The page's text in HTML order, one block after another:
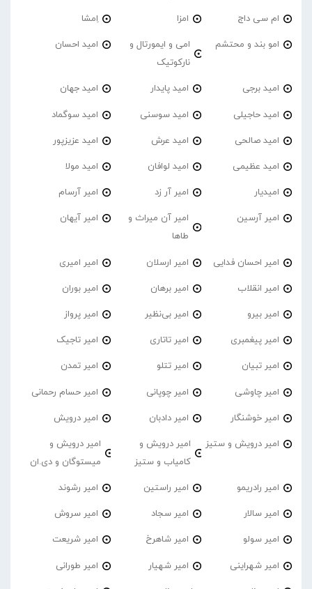
ام سی داج امزا اِمشا
امو بند و محتشم
امی و ایمورتال و
نارکوتیک
امید احسان
امید برجی امید پایدار امید جهان
امید حاجیلی امید سوسنی امید سوگماد
امید صالحی امید عرش امید عزیزپور
امید عظیمی امید لوافان امید مولا
امیدیار امیر آر زد امیر آرسام
امیر آرسین
امیر آن میراث و
طاها
امیر آیهان
امیر احسان فدایی امیر ارسلان امیر امیری
امیر انقلاب امیر برهان امیر‌ بوران
امیر بیرو امیر بی‌نظیر امیر پرواز
امیر پیغمبری امیر تاتاری امیر تاجیک
امیر تبیان امیر تتلو امیر تمدن
امیر چاوشی امیر چوپانی امیر حسام رحمانی
امیر خوشنگار امیر دادبان امیر درویش
امیر درویش و ستیز
امیر درویش و
کامیاب و ستیز
امیر درویش و
میستوگان و دی.ان
امیر رادریمو امیر راستین امیر رشوند
امیر سالار امیر سجاد امیر سروش
امیر سولو امیر شاهرخ امیر شریعت
امیر شهراینی امیر شهیار امیر طورانی